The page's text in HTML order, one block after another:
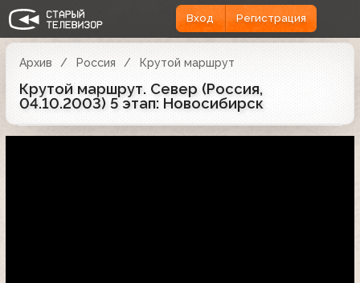
Вход Регистрация
Архив Россия Крутой маршрут
Крутой маршрут. Север (Россия,
04.10.2003) 5 этап: Новосибирск